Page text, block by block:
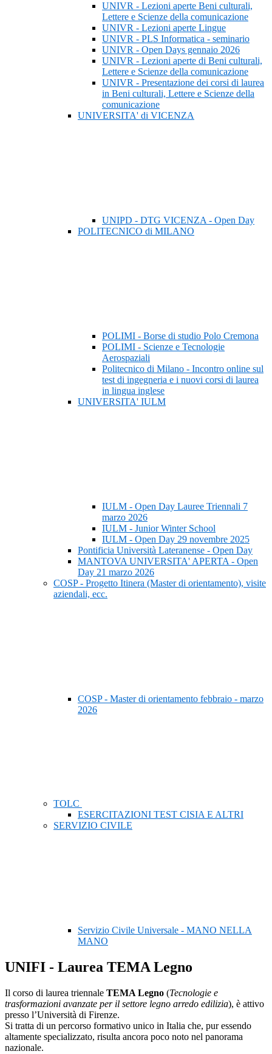
UNIVR - Lezioni aperte Beni culturali,
Lettere e Scienze della comunicazione
UNIVR - Lezioni aperte Lingue
UNIVR - PLS Informatica - seminario
UNIVR - Open Days gennaio 2026
UNIVR - Lezioni aperte di Beni culturali,
Lettere e Scienze della comunicazione
UNIVR - Presentazione dei corsi di laurea
in Beni culturali, Lettere e Scienze della
comunicazione
UNIVERSITA' di VICENZA
UNIPD - DTG VICENZA - Open Day
POLITECNICO di MILANO
POLIMI - Borse di studio Polo Cremona
POLIMI - Scienze e Tecnologie
Aerospaziali
Politecnico di Milano - Incontro online sul
test di ingegneria e i nuovi corsi di laurea
in lingua inglese
UNIVERSITA' IULM
IULM - Open Day Lauree Triennali 7
marzo 2026
IULM - Junior Winter School
IULM - Open Day 29 novembre 2025
Pontificia Università Lateranense - Open Day
MANTOVA UNIVERSITA' APERTA - Open
Day 21 marzo 2026
COSP - Progetto Itinera (Master di orientamento), visite
aziendali, ecc.
COSP - Master di orientamento febbraio - marzo
2026
TOLC
ESERCITAZIONI TEST CISIA E ALTRI
SERVIZIO CIVILE
Servizio Civile Universale - MANO NELLA
MANO
UNIFI - Laurea TEMA Legno
Il corso di laurea triennale TEMA Legno (Tecnologie e
trasformazioni avanzate per il settore legno arredo edilizia), è attivo
presso l’Università di Firenze.
Si tratta di un percorso formativo unico in Italia che, pur essendo
altamente specializzato, risulta ancora poco noto nel panorama
nazionale.